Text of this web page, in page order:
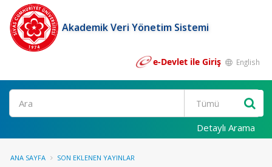
Akademik Veri Yönetim Sistemi
e-Devlet ile Giriş English
Ara
Detaylı Arama
ANA SAYFA SON EKLENEN YAYINLAR